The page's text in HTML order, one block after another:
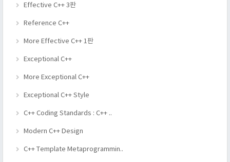
Effective C++ 3판
Reference C++
More Effective C++ 1판
Exceptional C++
More Exceptional C++
Exceptional C++ Style
C++ Coding Standards : C++ ..
Modern C++ Design
C++ Template Metaprogrammin..